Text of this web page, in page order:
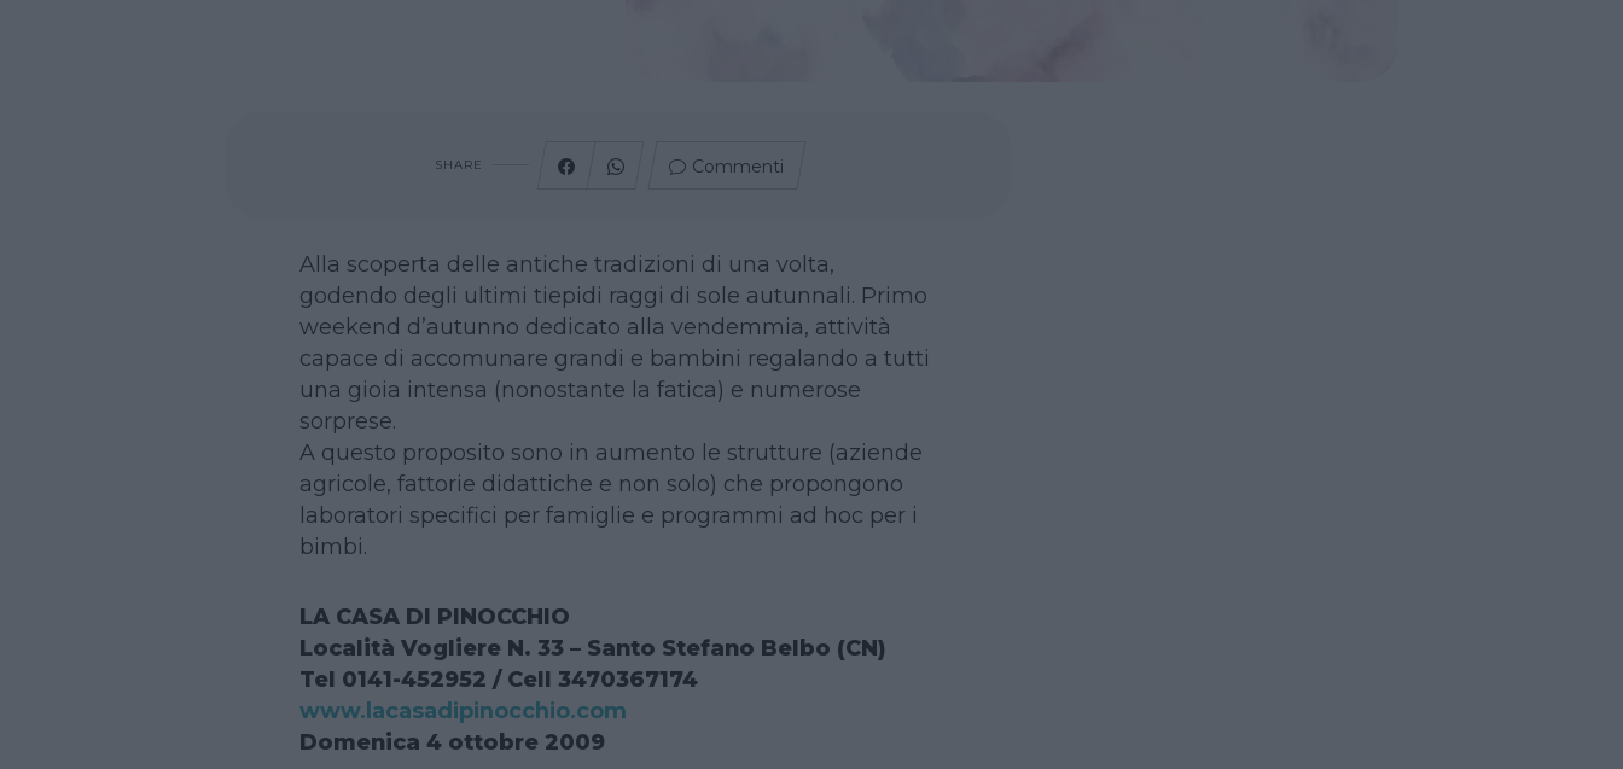
SHARE Commenti
Alla scoperta delle antiche tradizioni di una volta,
godendo degli ultimi tiepidi raggi di sole autunnali. Primo
weekend d’autunno dedicato alla vendemmia, attività
capace di accomunare grandi e bambini regalando a tutti
una gioia intensa (nonostante la fatica) e numerose
sorprese.
A questo proposito sono in aumento le strutture (aziende
agricole, fattorie didattiche e non solo) che propongono
laboratori specifici per famiglie e programmi ad hoc per i
bimbi.
LA CASA DI PINOCCHIO
Località Vogliere N. 33 – Santo Stefano Belbo (CN)
Tel 0141-452952 / Cell 3470367174
www.lacasadipinocchio.com
Domenica 4 ottobre 2009